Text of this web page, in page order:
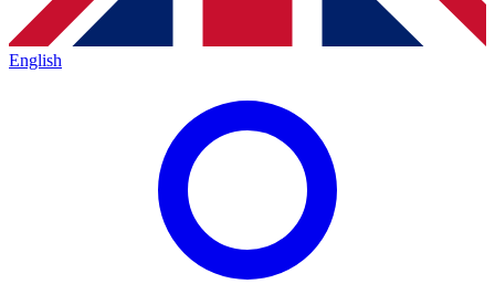
English